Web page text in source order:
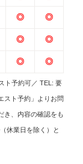
◎ ◎
◎ ◎
◎ ◎
ト予約可／ TEL: 要
スト予約」よりお問
き、内容の確認をも
休業日を除く）と